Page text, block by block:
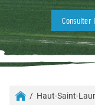
Consulter
Haut-Saint-